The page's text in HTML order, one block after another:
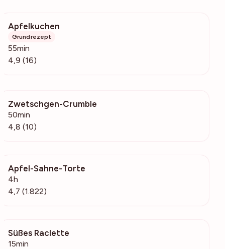
Apfelkuchen
Grundrezept
55min
4,9 (16)
Zwetschgen-Crumble
50min
4,8 (10)
Apfel-Sahne-Torte
4h
4,7 (1.822)
Süßes Raclette
15min